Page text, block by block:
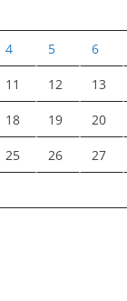
4 5 6
11 12 13
18 19 20
25 26 27